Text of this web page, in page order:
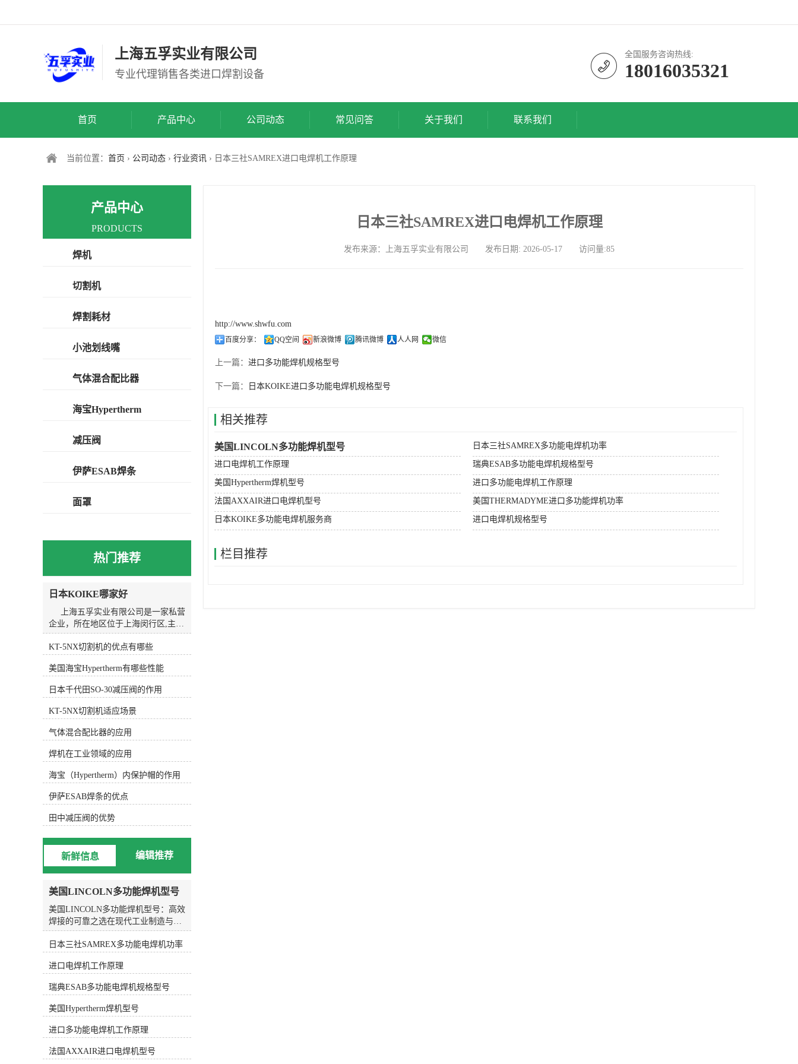
上海五孚实业有限公司
专业代理销售各类进口焊割设备
全国服务咨询热线:
18016035321
首页 产品中心 公司动态 常见问答 关于我们 联系我们
当前位置： 首页 › 公司动态 › 行业资讯 › 日本三社SAMREX进口电焊机工作原理
日本三社SAMREX进口电焊机工作原理
发布来源：上海五孚实业有限公司 发布日期: 2026-05-17 访问量:85
http://www.shwfu.com
百度分享： QQ空间 新浪微博 腾讯微博 人人网 微信
上一篇： 进口多功能焊机规格型号
下一篇： 日本KOIKE进口多功能电焊机规格型号
相关推荐
美国LINCOLN多功能焊机型号 日本三社SAMREX多功能电焊机功率
进口电焊机工作原理 瑞典ESAB多功能电焊机规格型号
美国Hypertherm焊机型号 进口多功能电焊机工作原理
法国AXXAIR进口电焊机型号 美国THERMADYME进口多功能焊机功率
日本KOIKE多功能电焊机服务商 进口电焊机规格型号
栏目推荐
产品中心
PRODUCTS
焊机
切割机
焊割耗材
小池划线嘴
气体混合配比器
海宝Hypertherm
减压阀
伊萨ESAB焊条
面罩
热门推荐
日本KOIKE哪家好
上海五孚实业有限公司是一家私营
企业，所在地区位于上海闵行区,主营
产品或服务为焊割设备。我们以诚
信、实力和质量获得业界的高度认
服务*”的经营理念为广大客户提供*的
服务。欢迎各界朋友莅临上海五孚实
业有限公司参观、指导和业务洽谈。
KOIKE小池划线嘴的应用广泛。在
金属加工行业中，它常用于切割和划
线金属材料，如钢板、铝板、不锈钢
等。在焊接行业中，KOIKE小池划线
嘴可以用于焊接前的准备工作，如划
KOIKE小池划线嘴可以用于划线和切
割船体结构，提高造船工作的精度和
效率。 总的来说，KOIKE小池划
线嘴是一种由日本KOIKE公司生产的
切割设备配件，具有高精度的切割效
果、耐用性和稳定性。它广泛应用于
金属加工、焊接、造船等行业，用于
切割和划线工作。KOIKE小池划线嘴
的特点包括高精度的切割效果、耐用
性和稳定性，易于更换和调整。它的
应用范围涵盖金属加工、焊接、造船
等领域，能够提高工作效率和精度。
KT-5NX切割机的优点有哪些
美国海宝Hypertherm有哪些性能
日本千代田SO-30减压阀的作用
KT-5NX切割机适应场景
气体混合配比器的应用
焊机在工业领域的应用
海宝（Hypertherm）内保护帽的作用
伊萨ESAB焊条的优点
田中减压阀的优势
新鲜信息 编辑推荐
美国LINCOLN多功能焊机型号
美国LINCOLN多功能焊机型号：高效
焊接的可靠之选在现代工业制造与结
构施工领域，焊接质量直接关系到产
品的安全性与使用寿命。随着材料科
一功能的焊接设备已难以满足复杂工
况的需求。作为深耕进口焊割设备领
域多年的专业服务商，上海五孚实业
有限公司深刻理解行业痛点，始终致
力于将全球领先的焊接技术与设备引
入国内生产一线。在众多国际品牌
中，美国LINCOLN（林肯）电气的多
功能焊机凭借其卓越的稳定性、强大
日本三社SAMREX多功能电焊机功率
进口电焊机工作原理
瑞典ESAB多功能电焊机规格型号
美国Hypertherm焊机型号
进口多功能电焊机工作原理
法国AXXAIR进口电焊机型号